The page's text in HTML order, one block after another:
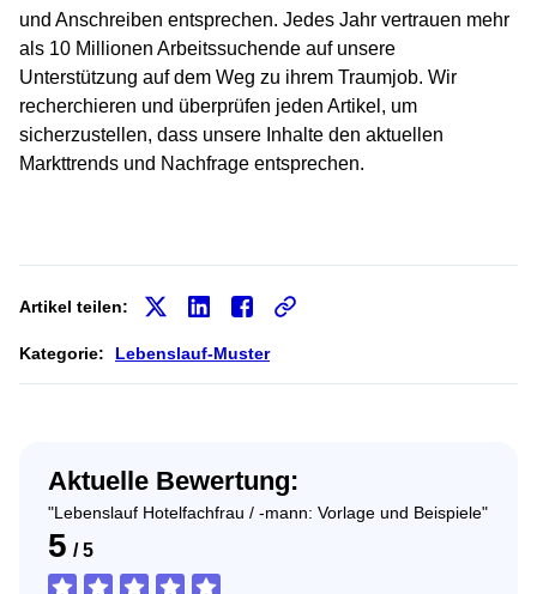
und Anschreiben entsprechen. Jedes Jahr vertrauen mehr
als 10 Millionen Arbeitssuchende auf unsere
Unterstützung auf dem Weg zu ihrem Traumjob. Wir
recherchieren und überprüfen jeden Artikel, um
sicherzustellen, dass unsere Inhalte den aktuellen
Markttrends und Nachfrage entsprechen.
Artikel teilen:
Kategorie: Lebenslauf-Muster
Aktuelle Bewertung:
"Lebenslauf Hotelfachfrau / -mann: Vorlage und Beispiele"
5 / 5